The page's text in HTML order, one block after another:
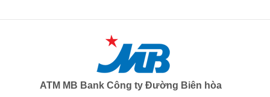
ATM MB Bank Công ty Đường Biên hòa